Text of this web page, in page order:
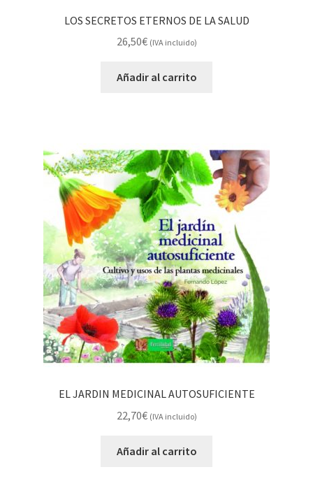
LOS SECRETOS ETERNOS DE LA SALUD
26,50€ (IVA incluido)
Añadir al carrito
EL JARDIN MEDICINAL AUTOSUFICIENTE
22,70€ (IVA incluido)
Añadir al carrito